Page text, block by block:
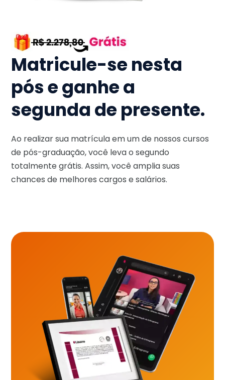
Matricule-se nesta
pós e ganhe a
segunda de presente.
Ao realizar sua matrícula em um de nossos cursos
de pós-graduação, você leva o segundo
totalmente grátis. Assim, você amplia suas
chances de melhores cargos e salários.